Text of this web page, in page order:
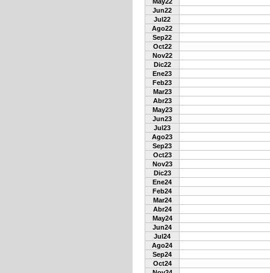
Jun22
Jul22
Ago22
Sep22
Oct22
Nov22
Dic22
Ene23
Feb23
Mar23
Abr23
May23
Jun23
Jul23
Ago23
Sep23
Oct23
Nov23
Dic23
Ene24
Feb24
Mar24
Abr24
May24
Jun24
Jul24
Ago24
Sep24
Oct24